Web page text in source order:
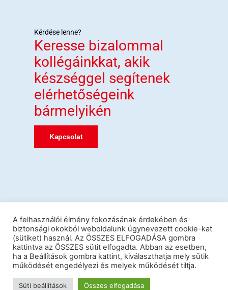
Kérdése lenne?
Keresse bizalommal
kollégáinkkat, akik
készséggel segítenek
elérhetőségeink
bármelyikén
Kapcsolat
A felhasználói élmény fokozásának érdekében és
biztonsági okokból weboldalunk úgynevezett cookie-kat
(sütiket) használ. Az ÖSSZES ELFOGADÁSA gombra
kattintva az ÖSSZES sütit elfogadta. Abban az esetben,
ha a Beállítások gombra kattint, kiválaszthatja mely sütik
működését engedélyezi és melyek működését tiltja.
Süti beállítások Összes elfogadása